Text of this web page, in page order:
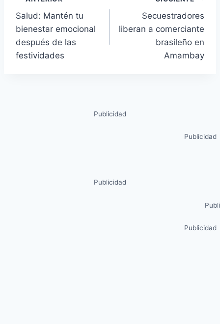
Salud: Mantén tu
bienestar emocional
después de las
festividades
Secuestradores
liberan a comerciante
brasileño en
Amambay
Publicidad
Publicidad
Publicidad
Publicidad